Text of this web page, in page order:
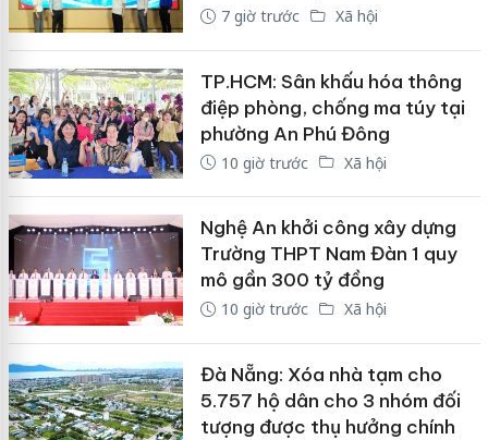
7 giờ trước Xã hội
TP.HCM: Sân khấu hóa thông
điệp phòng, chống ma túy tại
phường An Phú Đông
10 giờ trước Xã hội
Nghệ An khởi công xây dựng
Trường THPT Nam Đàn 1 quy
mô gần 300 tỷ đồng
10 giờ trước Xã hội
Đà Nẵng: Xóa nhà tạm cho
5.757 hộ dân cho 3 nhóm đối
tượng được thụ hưởng chính